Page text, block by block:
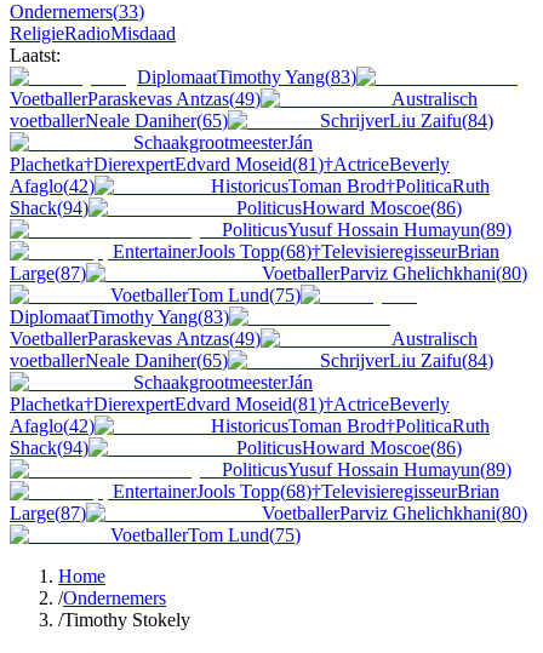
Ondernemers(33)
ReligieRadioMisdaad
Laatst:
DiplomaatTimothy Yang(83)
VoetballerParaskevas Antzas(49)
Australisch
voetballerNeale Daniher(65) SchrijverLiu Zaifu(84)
SchaakgrootmeesterJán
Plachetka†DierexpertEdvard Moseid(81)†ActriceBeverly
Afaglo(42) HistoricusToman Brod†PoliticaRuth
Shack(94) PoliticusHoward Moscoe(86)
PoliticusYusuf Hossain Humayun(89)
EntertainerJools Topp(68)†TelevisieregisseurBrian
Large(87) VoetballerParviz Ghelichkhani(80)
VoetballerTom Lund(75)
DiplomaatTimothy Yang(83)
VoetballerParaskevas Antzas(49)
Australisch
voetballerNeale Daniher(65) SchrijverLiu Zaifu(84)
SchaakgrootmeesterJán
Plachetka†DierexpertEdvard Moseid(81)†ActriceBeverly
Afaglo(42) HistoricusToman Brod†PoliticaRuth
Shack(94) PoliticusHoward Moscoe(86)
PoliticusYusuf Hossain Humayun(89)
EntertainerJools Topp(68)†TelevisieregisseurBrian
Large(87) VoetballerParviz Ghelichkhani(80)
VoetballerTom Lund(75)
Home
/Ondernemers
/Timothy Stokely